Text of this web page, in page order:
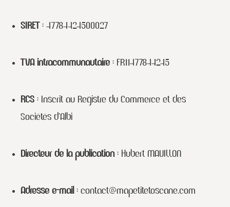
SIRET : 47784424500027
TVA intracommunautaire : FR11477844245
RCS : Inscrit au Registre du Commerce et des
Sociétés d’Albi
Directeur de la publication: Hubert MAUILLON
Adresse e-mail : contact@mapetitetoscane.com